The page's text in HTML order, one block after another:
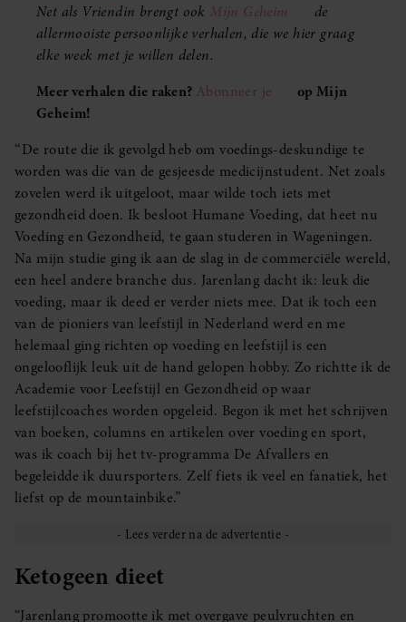
Net als Vriendin brengt ook Mijn Geheim
de
allermooiste persoonlijke verhalen, die we hier graag
elke week met je willen delen.
Meer verhalen die raken? Abonneer je
op Mijn
Geheim!
‘‘De route die ik gevolgd heb om voedings-deskundige te
worden was die van de gesjeesde medicijnstudent. Net zoals
zovelen werd ik uitgeloot, maar wilde toch iets met
gezondheid doen. Ik besloot Humane Voeding, dat heet nu
Voeding en Gezondheid, te gaan studeren in Wageningen.
Na mijn studie ging ik aan de slag in de commerciële wereld,
een heel andere branche dus. Jarenlang dacht ik: leuk die
voeding, maar ik deed er verder niets mee. Dat ik toch een
van de pioniers van leefstijl in Nederland werd en me
helemaal ging richten op voeding en leefstijl is een
ongelooflijk leuk uit de hand gelopen hobby. Zo richtte ik de
Academie voor Leefstijl en Gezondheid op waar
leefstijlcoaches worden opgeleid. Begon ik met het schrijven
van boeken, columns en artikelen over voeding en sport,
was ik coach bij het tv-programma De Afvallers en
begeleidde ik duursporters. Zelf fiets ik veel en fanatiek, het
liefst op de mountainbike.”
Ketogeen dieet
“Jarenlang promootte ik met overgave peulvruchten en